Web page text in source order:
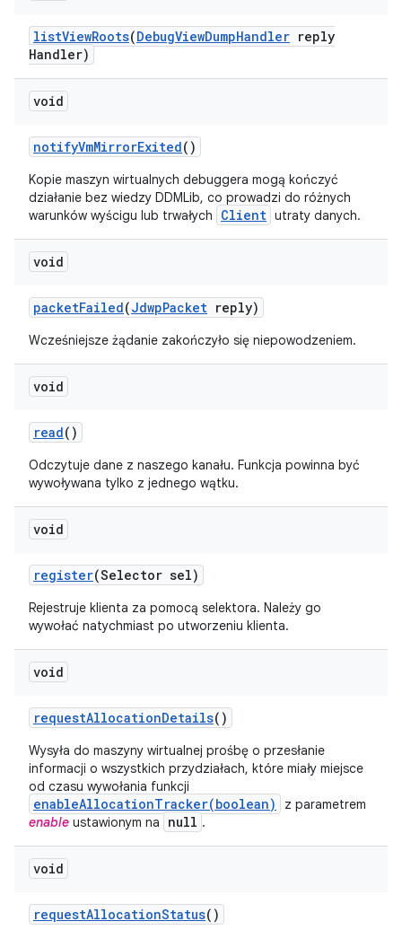
listViewRoots(DebugViewDumpHandler reply
Handler)
void
notifyVmMirrorExited()
Kopie maszyn wirtualnych debuggera mogą kończyć
działanie bez wiedzy DDMLib, co prowadzi do różnych
warunków wyścigu lub trwałych
Client utraty danych.
void
packetFailed(JdwpPacket reply)
Wcześniejsze żądanie zakończyło się niepowodzeniem.
void
read()
Odczytuje dane z naszego kanału. Funkcja powinna być
wywoływana tylko z jednego wątku.
void
register(Selector sel)
Rejestruje klienta za pomocą selektora. Należy go
wywołać natychmiast po utworzeniu klienta.
void
requestAllocationDetails()
Wysyła do maszyny wirtualnej prośbę o przesłanie
informacji o wszystkich przydziałach, które miały miejsce
od czasu wywołania funkcji
enableAllocationTracker(boolean)
z parametrem
enable ustawionym na null .
void
requestAllocationStatus()